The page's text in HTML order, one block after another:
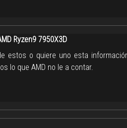
Ryzen9 7950X3D
estos o quiere uno esta
lo que AMD no le a contar.